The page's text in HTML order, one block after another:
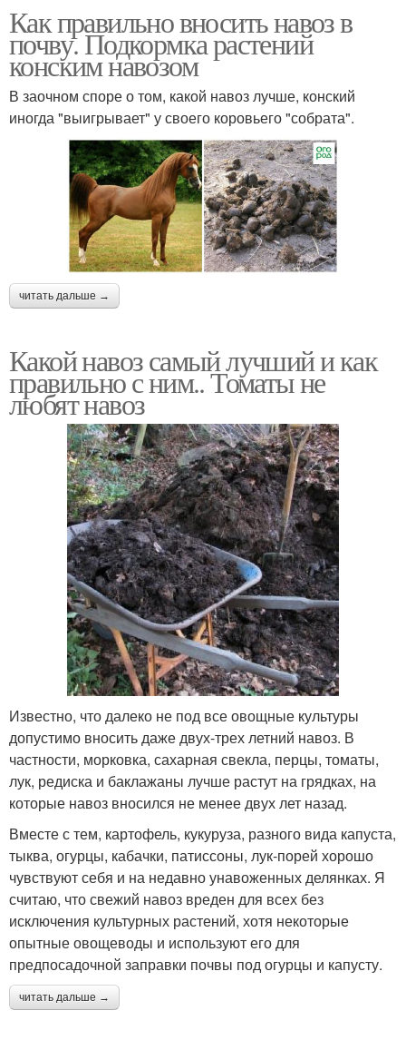
Как правильно вносить навоз в
почву. Подкормка растений
конским навозом
В заочном споре о том, какой навоз лучше, конский
иногда "выигрывает" у своего коровьего "собрата".
читать дальше →
Какой навоз самый лучший и как
правильно с ним.. Томаты не
любят навоз
Известно, что далеко не под все овощные культуры
допустимо вносить даже двух-трех летний навоз. В
частности, морковка, сахарная свекла, перцы, томаты,
лук, редиска и баклажаны лучше растут на грядках, на
которые навоз вносился не менее двух лет назад.
Вместе с тем, картофель, кукуруза, разного вида капуста,
тыква, огурцы, кабачки, патиссоны, лук-порей хорошо
чувствуют себя и на недавно унавоженных делянках. Я
считаю, что свежий навоз вреден для всех без
исключения культурных растений, хотя некоторые
опытные овощеводы и используют его для
предпосадочной заправки почвы под огурцы и капусту.
читать дальше →